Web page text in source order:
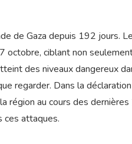
de Gaza depuis 192 jours.
ciblant non
des niveaux dangereux
regarder. Dans la
région au cours des
attaques.